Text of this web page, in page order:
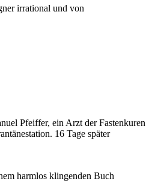
irrational und von
Pfeiffer, ein Arzt der Fastenkuren
16 Tage später
harmlos klingenden Buch